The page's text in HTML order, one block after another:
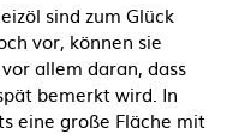
sind zum Glück
vor, können sie
allem daran, dass
bemerkt wird. In
eine große Fläche mit